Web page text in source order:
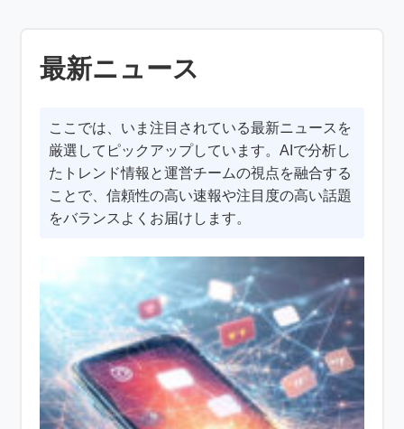
最新ニュース
ここでは、いま注目されている最新ニュースを
厳選してピックアップしています。AIで分析し
たトレンド情報と運営チームの視点を融合する
ことで、信頼性の高い速報や注目度の高い話題
をバランスよくお届けします。